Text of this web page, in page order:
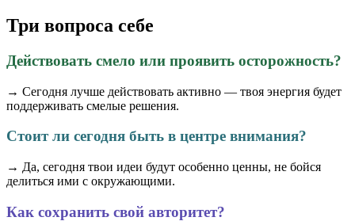
Три вопроса себе
Действовать смело или проявить осторожность?
→ Сегодня лучше действовать активно — твоя энергия будет
поддерживать смелые решения.
Стоит ли сегодня быть в центре внимания?
→ Да, сегодня твои идеи будут особенно ценны, не бойся
делиться ими с окружающими.
Как сохранить свой авторитет?